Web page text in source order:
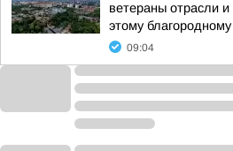
ветераны отрасли и
этому
09:04